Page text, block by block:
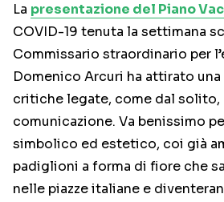
La presentazione del Piano
COVID-19 tenuta la settimana
Commissario straordinario per
Domenico Arcuri ha attirato
critiche legate, come dal solito,
comunicazione. Va benissimo
simbolico ed estetico, coi già
padiglioni a forma di fiore che
nelle piazze italiane e